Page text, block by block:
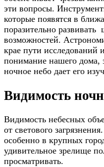
эти вопросы.
которые появятся в
поразительно
возможностей.
крае пути исследований
понимание нашего дома,
ночное небо дает его
Видимость
Видимость небесных
от светового
особенно в крупных
удивительное зрелище
просматривать.